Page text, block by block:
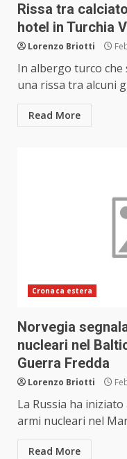
Rissa tra
hotel in Turchia
Lorenzo Briotti
In albergo turco che
una rissa tra alcuni
Read More
Cronaca estera
Norvegia
nucleari nel
Guerra Fredda
Lorenzo Briotti
La Russia ha
armi nucleari nel
Read More